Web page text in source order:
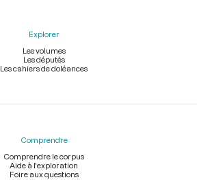
Explorer
Les volumes
Les députés
Les cahiers de doléances
Comprendre
Comprendre le corpus
Aide à l'exploration
Foire aux questions